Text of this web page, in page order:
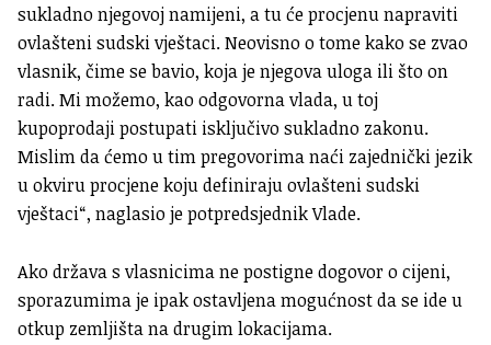
sukladno njegovoj namijeni, a tu će procjenu napraviti
ovlašteni sudski vještaci. Neovisno o tome kako se zvao
vlasnik, čime se bavio, koja je njegova uloga ili što on
radi. Mi možemo, kao odgovorna vlada, u toj
kupoprodaji postupati isključivo sukladno zakonu.
Mislim da ćemo u tim pregovorima naći zajednički jezik
u okviru procjene koju definiraju ovlašteni sudski
vještaci“, naglasio je potpredsjednik Vlade.
Ako država s vlasnicima ne postigne dogovor o cijeni,
sporazumima je ipak ostavljena mogućnost da se ide u
otkup zemljišta na drugim lokacijama.